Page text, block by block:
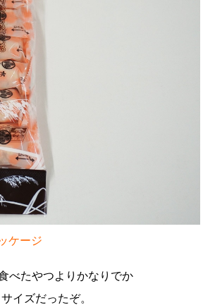
ケージ
べたやつよりかなりでか
イズだったぞ。